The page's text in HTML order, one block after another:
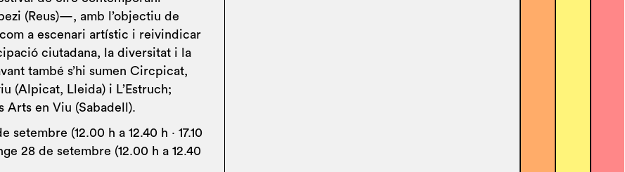
(Reus)—, amb l’objectiu de
a escenari artístic i reivindicar
ciutadana, la diversitat i la
també s’hi sumen Circpicat,
(Alpicat, Lleida) i L’Estruch;
Arts en Viu (Sabadell).
setembre (12.00 h a 12.40 h · 17.10
28 de setembre (12.00 h a 12.40